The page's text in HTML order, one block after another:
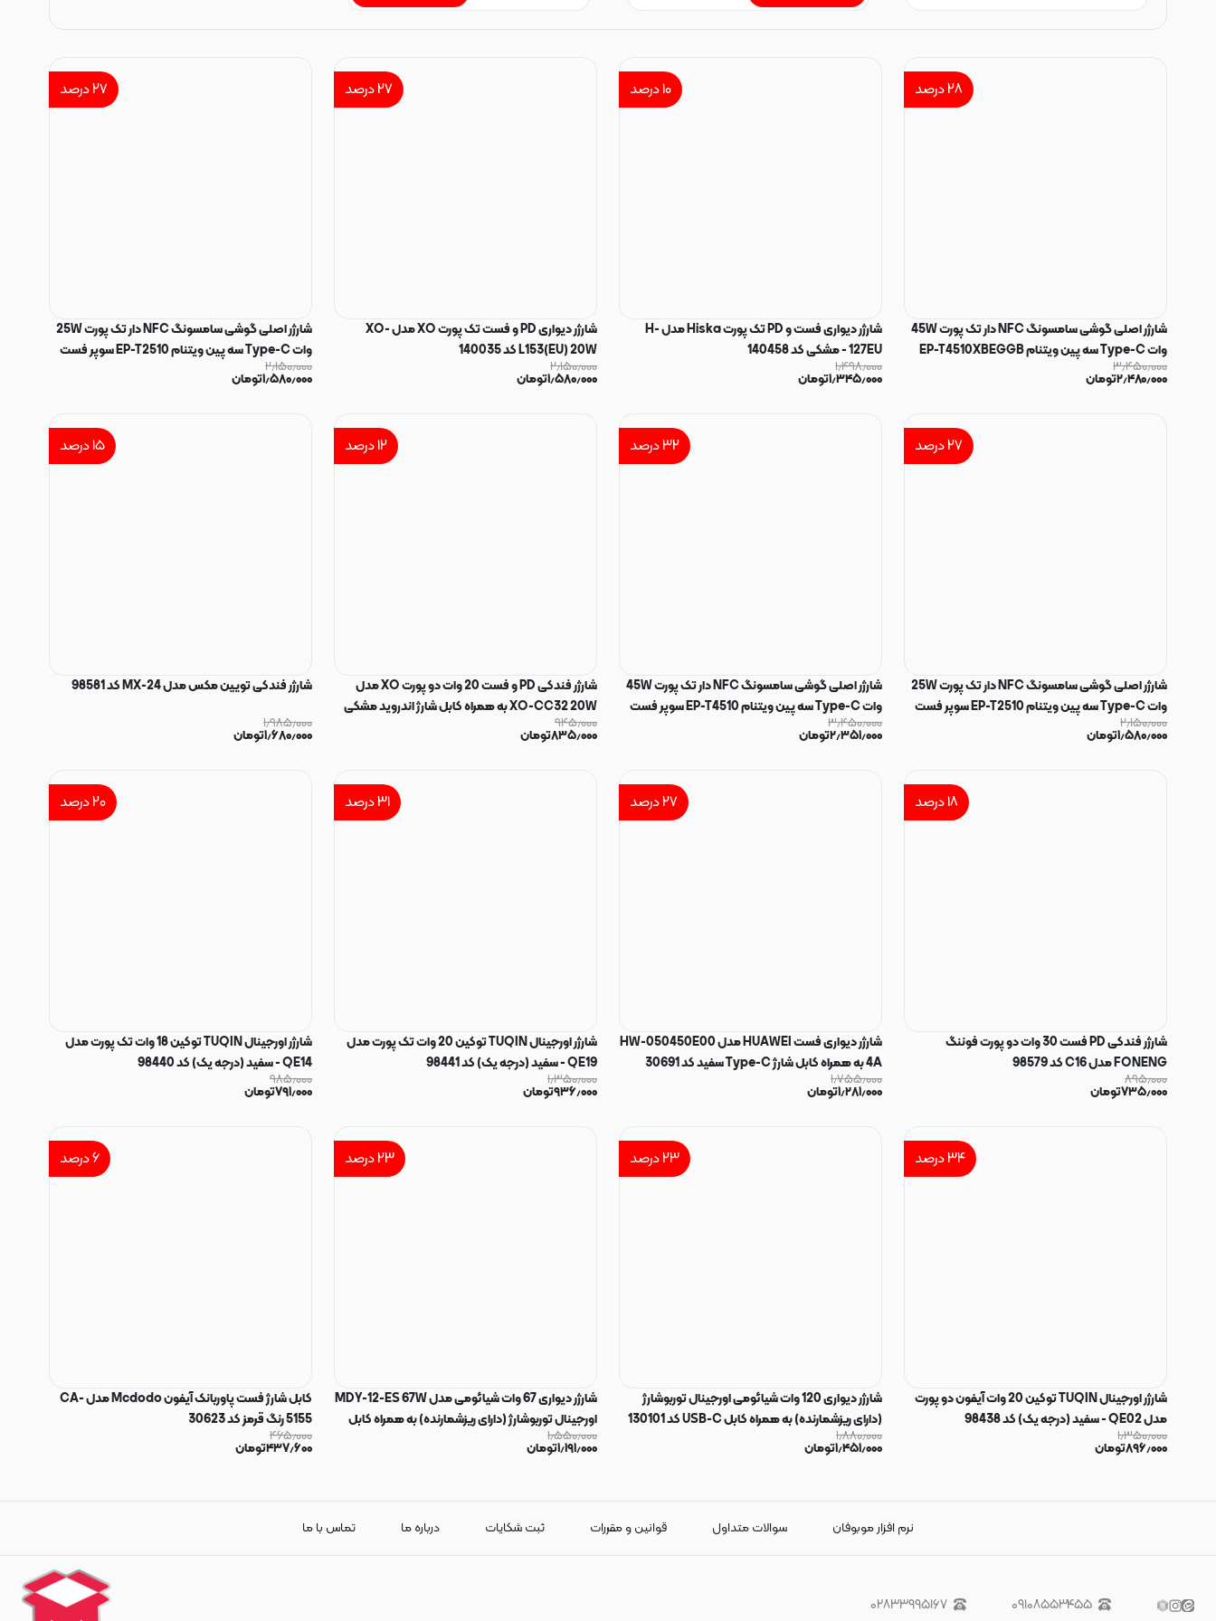
۲۸درصد
شارژر اصلی گوشی سامسونگ NFC دار تک پورت 45W
وات Type-C سه پین ویتنام EP-T4510XBEGGB
سوپر فست شارژ رنگ مشکی کد 180875
۳٫۴۵۰٫۰۰۰
۲٫۴۸۰٫۰۰۰تومان
۱۰درصد
شارژر دیواری فست و PD تک پورت Hiska مدل H-
127EU - مشکی کد 140458
۱٫۴۹۸٫۰۰۰
۱٫۳۴۵٫۰۰۰تومان
۲۷درصد
شارژر دیواری PD و فست تک پورت XO مدل XO-
L153(EU) 20W کد 140035
۲٫۱۵۰٫۰۰۰
۱٫۵۸۰٫۰۰۰تومان
۲۷درصد
شارژر اصلی گوشی سامسونگ NFC دار تک پورت 25W
وات Type-C سه پین ویتنام EP-T2510 سوپر فست
شارژ رنگ سفید کد 130936
۲٫۱۵۰٫۰۰۰
۱٫۵۸۰٫۰۰۰تومان
۲۷درصد
شارژر اصلی گوشی سامسونگ NFC دار تک پورت 25W
وات Type-C سه پین ویتنام EP-T2510 سوپر فست
شارژ رنگ مشکی کد 130935
۲٫۱۵۰٫۰۰۰
۱٫۵۸۰٫۰۰۰تومان
۳۲درصد
شارژر اصلی گوشی سامسونگ NFC دار تک پورت 45W
وات Type-C سه پین ویتنام EP-T4510 سوپر فست
شارژ رنگ سفید کد 130934
۳٫۴۵۰٫۰۰۰
۲٫۳۵۱٫۰۰۰تومان
۱۲درصد
شارژر فندکی PD و فست 20 وات دو پورت XO مدل
XO-CC32 20W به همراه کابل شارژ اندروید مشکی
کد 98582
۹۴۵٫۰۰۰
۸۳۵٫۰۰۰تومان
۱۵درصد
شارژر فندکی تویین مکس مدل MX-24 کد 98581
۱٫۹۸۵٫۰۰۰
۱٫۶۸۰٫۰۰۰تومان
۱۸درصد
شارژر فندکی PD فست 30 وات دو پورت فوننگ
FONENG مدل C16 کد 98579
۸۹۵٫۰۰۰
۷۳۵٫۰۰۰تومان
۲۷درصد
شارژر دیواری فست HUAWEI مدل HW-050450E00
4A به همراه کابل شارژ Type-C سفید کد 30691
۱٫۷۵۵٫۰۰۰
۱٫۲۸۱٫۰۰۰تومان
۳۱درصد
شارژر اورجینال TUQIN توکین 20 وات تک پورت مدل
QE19 - سفید (درجه یک) کد 98441
۱٫۳۵۰٫۰۰۰
۹۳۶٫۰۰۰تومان
۲۰درصد
شارژر اورجینال TUQIN توکین 18 وات تک پورت مدل
QE14 - سفید (درجه یک) کد 98440
۹۸۵٫۰۰۰
۷۹۱٫۰۰۰تومان
۳۴درصد
شارژر اورجینال TUQIN توکین 20 وات آیفون دو پورت
مدل QE02 - سفید (درجه یک) کد 98438
۱٫۳۵۰٫۰۰۰
۸۹۶٫۰۰۰تومان
۲۳درصد
شارژر دیواری 120 وات شیائومی اورجینال توربوشارژ
(دارای ریزشمارنده) به همراه کابل USB-C کد 130101
۱٫۸۸۰٫۰۰۰
۱٫۴۵۱٫۰۰۰تومان
۲۳درصد
شارژر دیواری 67 وات شیائومی مدل MDY-12-ES 67W
اورجینال توربوشارژ (دارای ریزشمارنده) به همراه کابل
USB-C کد 130100
۱٫۵۵۰٫۰۰۰
۱٫۱۹۱٫۰۰۰تومان
۶درصد
کابل شارژ فست پاوربانک آیفون Mcdodo مدل CA-
5155 رنگ قرمز کد 30623
۴۶۵٫۰۰۰
۴۳۷٫۶۰۰تومان
نرم افزار موبوفان سوالات متداول قوانین و مقررات ثبت شکایات درباره ما تماس با ما
۰۹۱۰۸۵۵۳۴۵۵ ۰۲۸۳۳۹۹۵۱۶۷